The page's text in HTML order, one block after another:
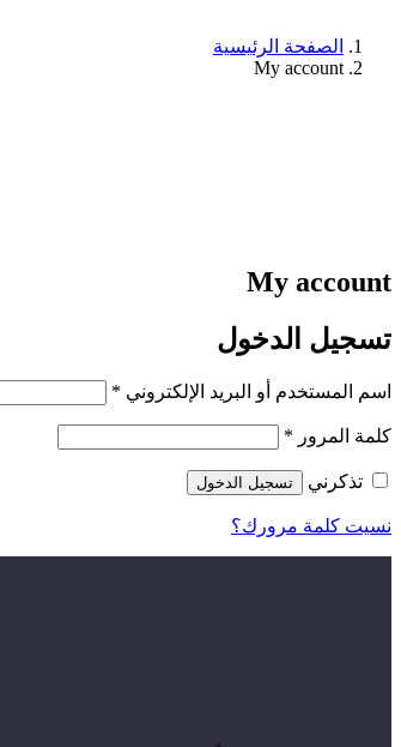
الصفحة الرئيسية
My account
My account
تسجيل الدخول
اسم المستخدم أو البريد الإلكتروني *
كلمة المرور *
تذكرني تسجيل الدخول
نسيت كلمة مرورك؟